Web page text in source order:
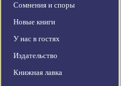
Сомнения и споры
Новые книги
У нас в гостях
Издательство
Книжная лавка